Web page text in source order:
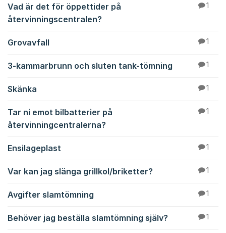
Vad är det för öppettider på
återvinningscentralen?
1
Grovavfall 1
3-kammarbrunn och sluten tank-tömning 1
Skänka 1
Tar ni emot bilbatterier på
återvinningcentralerna?
1
Ensilageplast 1
Var kan jag slänga grillkol/briketter? 1
Avgifter slamtömning 1
Behöver jag beställa slamtömning själv? 1